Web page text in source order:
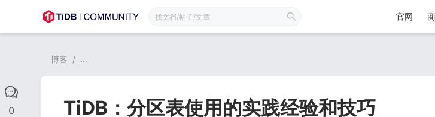
官网
0
博客 / ...
TiDB：分区表使用的实践经验和技巧